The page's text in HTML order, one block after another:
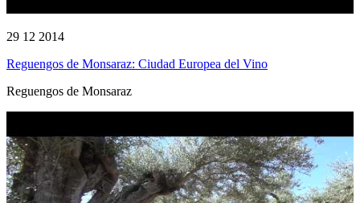
29 12 2014
Reguengos de Monsaraz: Ciudad Europea del Vino
Reguengos de Monsaraz